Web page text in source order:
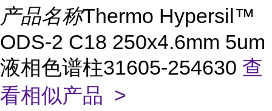
产品名称Thermo Hypersil™
ODS-2 C18 250x4.6mm 5um
液相色谱柱31605-254630 查
看相似产品 >